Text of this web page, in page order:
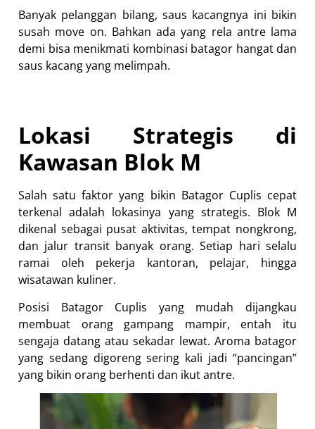
Banyak pelanggan bilang, saus kacangnya ini bikin
susah move on. Bahkan ada yang rela antre lama
demi bisa menikmati kombinasi batagor hangat dan
saus kacang yang melimpah.
Lokasi Strategis di
Kawasan Blok M
Salah satu faktor yang bikin Batagor Cuplis cepat
terkenal adalah lokasinya yang strategis. Blok M
dikenal sebagai pusat aktivitas, tempat nongkrong,
dan jalur transit banyak orang. Setiap hari selalu
ramai oleh pekerja kantoran, pelajar, hingga
wisatawan kuliner.
Posisi Batagor Cuplis yang mudah dijangkau
membuat orang gampang mampir, entah itu
sengaja datang atau sekadar lewat. Aroma batagor
yang sedang digoreng sering kali jadi “pancingan”
yang bikin orang berhenti dan ikut antre.